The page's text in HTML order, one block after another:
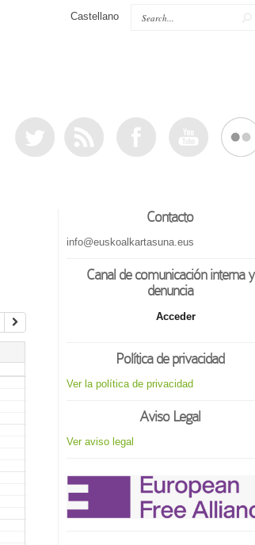
Castellano
Contacto
info@euskoalkartasuna.eus
Canal de comunicación interna y
denuncia
Acceder
Política de privacidad
Ver la política de privacidad
Aviso Legal
Ver aviso legal